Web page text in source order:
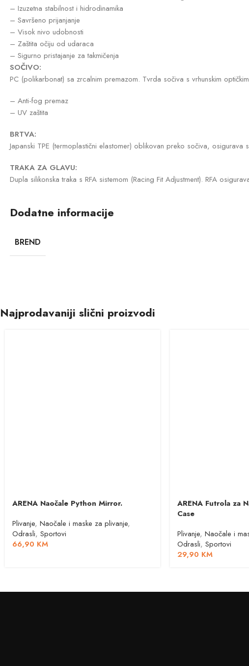
– Izuzetna stabilnost i hidrodinamika
– Savršeno prijanjanje
– Visok nivo udobnosti
– Zaštita očiju od udaraca
– Sigurno pristajanje za takmičenja
SOČIVO:
PC (polikarbonat) sa zrcalnim premazom. Tvrda sočiva s vrhunskim
– Anti-fog premaz
– UV zaštita
BRTVA:
Japanski TPE (termoplastični elastomer) oblikovan preko sočiva, osigurava
TRAKA ZA GLAVU:
Dupla silikonska traka s RFA sistemom (Racing Fit Adjustment). RFA
Dodatne informacije
BREND
Najprodavaniji slični proizvodi
ARENA Naočale Python Mirror.
Plivanje, Naočale i maske za plivanje,
Odrasli, Sportovi
66,90 KM
ARENA Futrola za
Case
Plivanje, Naočale i
Odrasli, Sportovi
29,90 KM